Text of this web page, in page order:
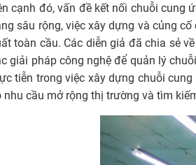
cạnh đó, vấn đề kết nối chuỗi cung
sâu rộng, việc xây dựng và củng
toàn cầu. Các diễn giả đã chia sẻ
giải pháp công nghệ để quản lý
tiễn trong việc xây dựng chuỗi
nhu cầu mở rộng thị trường và tìm